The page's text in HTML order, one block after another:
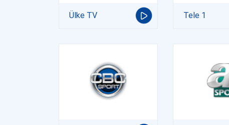
Ülke TV Tele 1